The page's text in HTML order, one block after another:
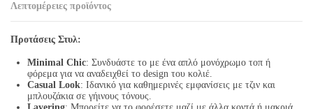
Λεπτομέρειες προϊόντος
Προτάσεις Στυλ:
Minimal Chic: Συνδυάστε το με ένα απλό μονόχρωμο τοπ ή
φόρεμα για να αναδειχθεί το design του κολιέ.
Casual Look: Ιδανικό για καθημερινές εμφανίσεις με τζιν και
μπλουζάκια σε γήινους τόνους.